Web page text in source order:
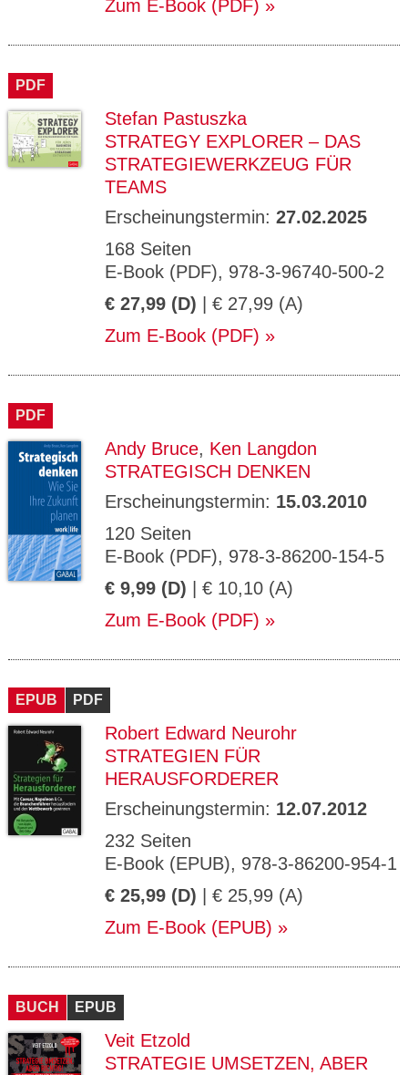
Zum E-Book (PDF)
PDF
Stefan Pastuszka
STRATEGY EXPLORER – DAS
STRATEGIEWERKZEUG FÜR
TEAMS
Erscheinungstermin: 27.02.2025
168 Seiten
E-Book (PDF), 978-3-96740-500-2
€ 27,99 (D) | € 27,99 (A)
Zum E-Book (PDF)
PDF
Andy Bruce, Ken Langdon
STRATEGISCH DENKEN
Erscheinungstermin: 15.03.2010
120 Seiten
E-Book (PDF), 978-3-86200-154-5
€ 9,99 (D) | € 10,10 (A)
Zum E-Book (PDF)
EPUB PDF
Robert Edward Neurohr
STRATEGIEN FÜR
HERAUSFORDERER
Erscheinungstermin: 12.07.2012
232 Seiten
E-Book (EPUB), 978-3-86200-954-1
€ 25,99 (D) | € 25,99 (A)
Zum E-Book (EPUB)
BUCH EPUB
Veit Etzold
STRATEGIE UMSETZEN, ABER